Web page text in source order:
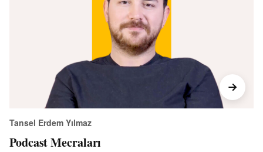
Tansel Erdem Yılmaz
Podcast Mecraları